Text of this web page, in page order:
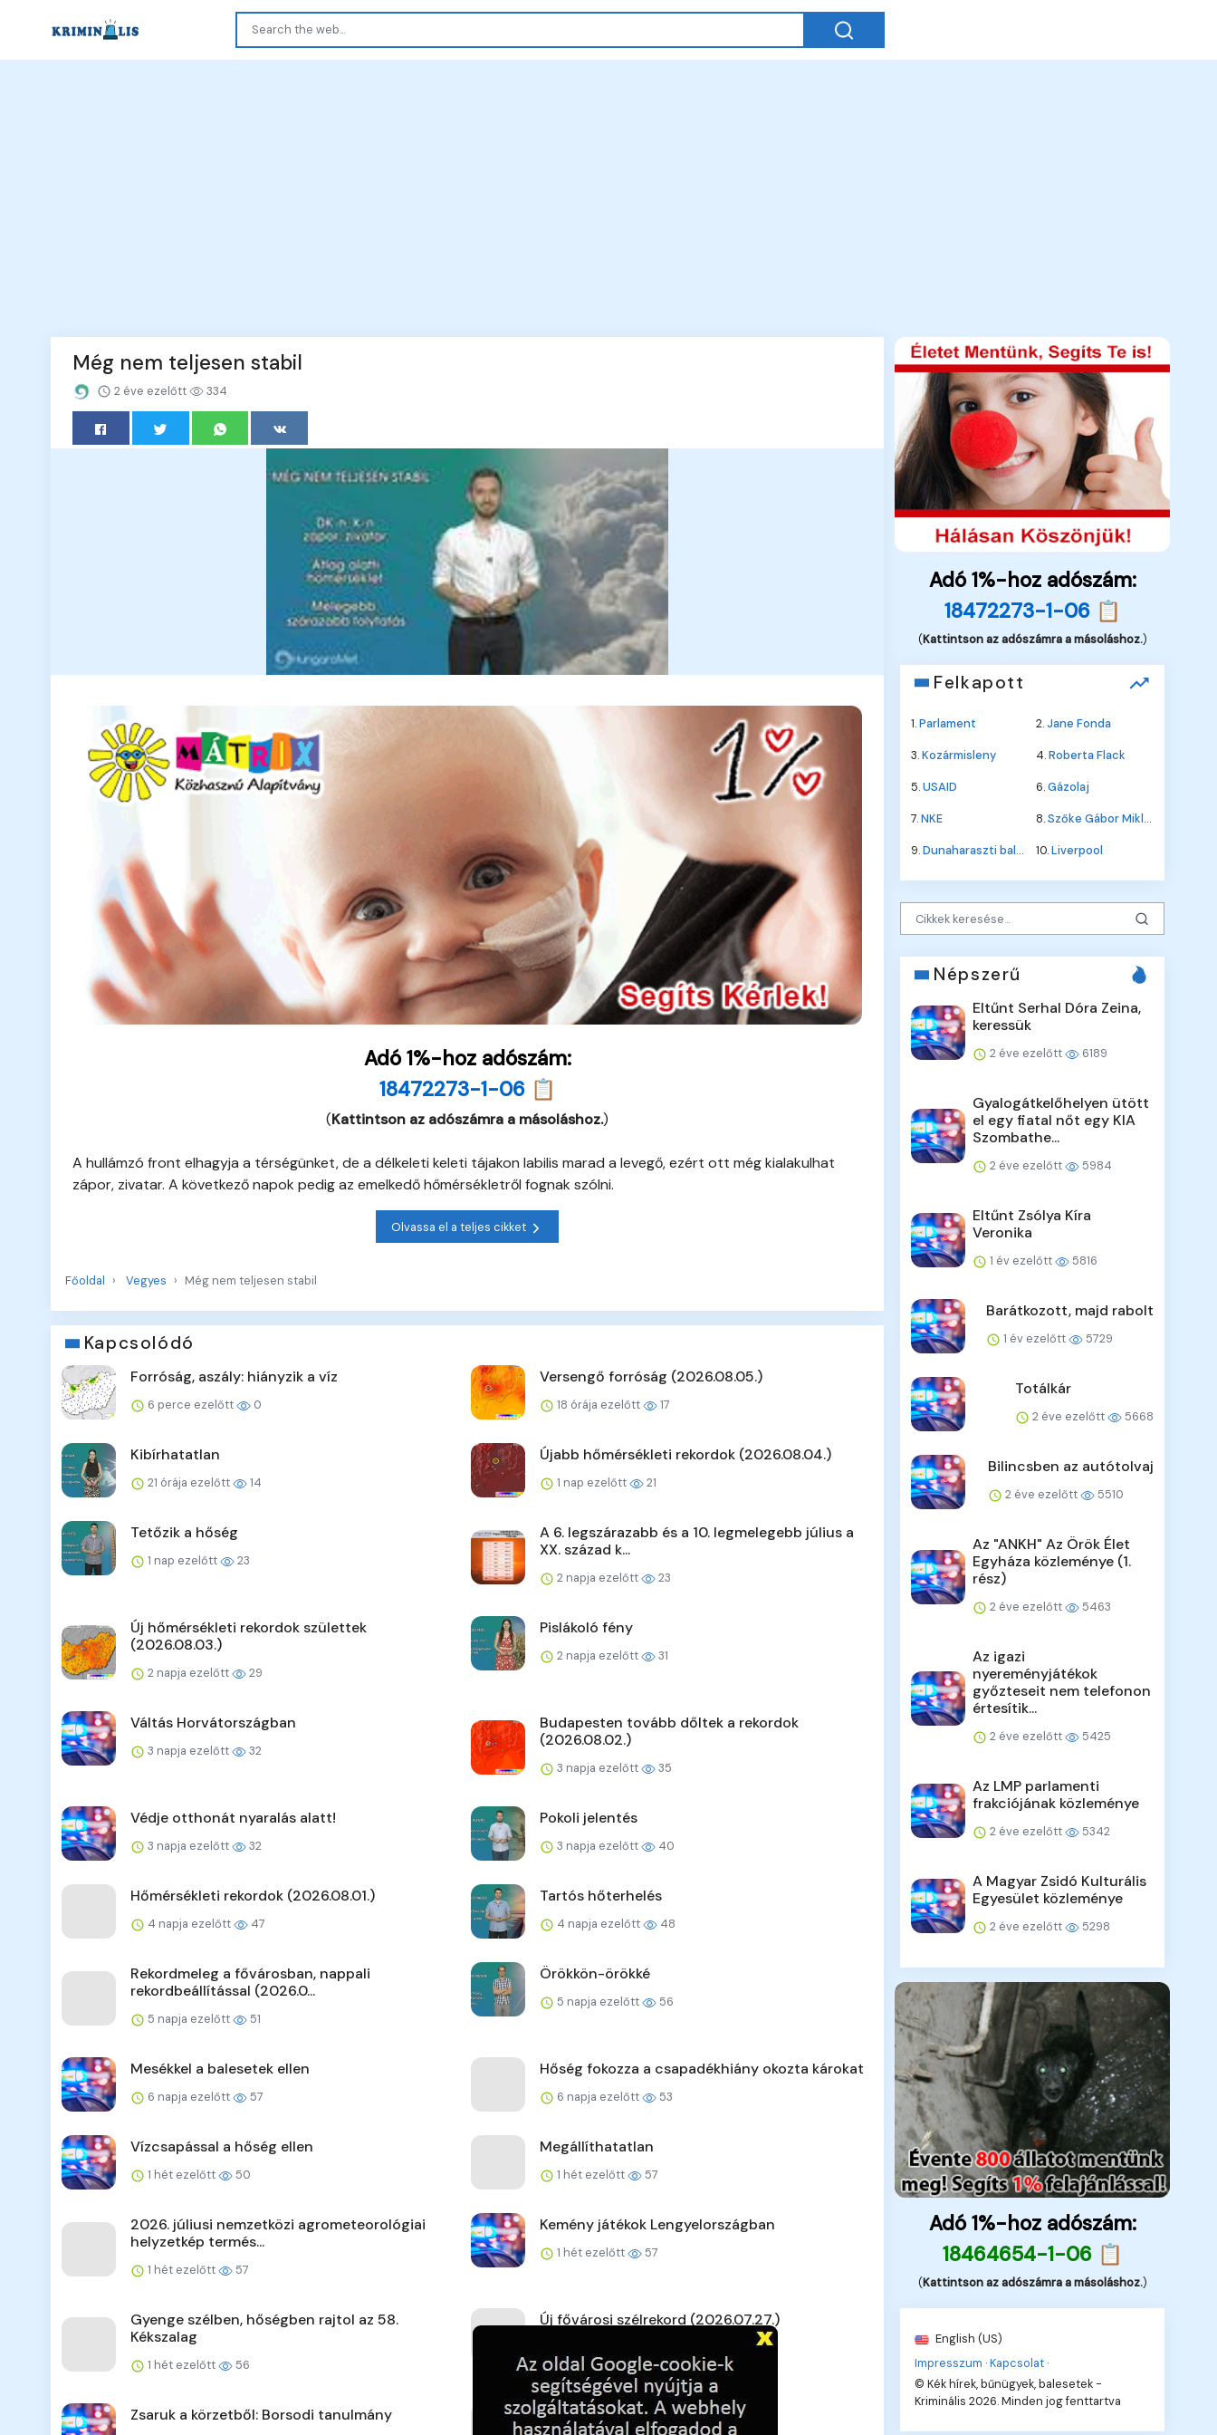
Még nem teljesen stabil
2 éve ezelőtt 334
Adó 1%-hoz adószám:
18472273-1-06 📋
(Kattintson az adószámra a másoláshoz.)
A hullámzó front elhagyja a térségünket, de a délkeleti keleti tájakon labilis marad a levegő, ezért ott még kialakulhat
zápor, zivatar. A következő napok pedig az emelkedő hőmérsékletről fognak szólni.
Olvassa el a teljes cikket
Főoldal Vegyes Még nem teljesen stabil
Kapcsolódó
Forróság, aszály: hiányzik a víz
6 perce ezelőtt 0
Versengő forróság (2026.08.05.)
18 órája ezelőtt 17
Kibírhatatlan
21 órája ezelőtt 14
Újabb hőmérsékleti rekordok (2026.08.04.)
1 nap ezelőtt 21
Tetőzik a hőség
1 nap ezelőtt 23
A 6. legszárazabb és a 10. legmelegebb július a
XX. század k...
2 napja ezelőtt 23
Új hőmérsékleti rekordok születtek
(2026.08.03.)
2 napja ezelőtt 29
Pislákoló fény
2 napja ezelőtt 31
Váltás Horvátországban
3 napja ezelőtt 32
Budapesten tovább dőltek a rekordok
(2026.08.02.)
3 napja ezelőtt 35
Védje otthonát nyaralás alatt!
3 napja ezelőtt 32
Pokoli jelentés
3 napja ezelőtt 40
Hőmérsékleti rekordok (2026.08.01.)
4 napja ezelőtt 47
Tartós hőterhelés
4 napja ezelőtt 48
Rekordmeleg a fővárosban, nappali
rekordbeállítással (2026.0...
5 napja ezelőtt 51
Örökkön-örökké
5 napja ezelőtt 56
Mesékkel a balesetek ellen
6 napja ezelőtt 57
Hőség fokozza a csapadékhiány okozta károkat
6 napja ezelőtt 53
Vízcsapással a hőség ellen
1 hét ezelőtt 50
Megállíthatatlan
1 hét ezelőtt 57
2026. júliusi nemzetközi agrometeorológiai
helyzetkép termés...
1 hét ezelőtt 57
Kemény játékok Lengyelországban
1 hét ezelőtt 57
Gyenge szélben, hőségben rajtol az 58.
Kékszalag
1 hét ezelőtt 56
Új fővárosi szélrekord (2026.07.27.)
Zsaruk a körzetből: Borsodi tanulmány A kemence előtt
Adó 1%-hoz adószám:
18472273-1-06 📋
(Kattintson az adószámra a másoláshoz.)
Felkapott
1.Parlament 2.Jane Fonda
3.Kozármisleny 4.Roberta Flack
5.USAID 6.Gázolaj
7.NKE 8.Szőke Gábor Miklós
9.Dunaharaszti baleset 10.Liverpool
Népszerű
Eltűnt Serhal Dóra Zeina,
keressük
2 éve ezelőtt 6189
Gyalogátkelőhelyen ütött
el egy fiatal nőt egy KIA
Szombathe...
2 éve ezelőtt 5984
Eltűnt Zsólya Kíra
Veronika
1 év ezelőtt 5816
Barátkozott, majd rabolt
1 év ezelőtt 5729
Totálkár
2 éve ezelőtt 5668
Bilincsben az autótolvaj
2 éve ezelőtt 5510
Az "ANKH" Az Örök Élet
Egyháza közleménye (1.
rész)
2 éve ezelőtt 5463
Az igazi
nyereményjátékok
győzteseit nem telefonon
értesítik...
2 éve ezelőtt 5425
Az LMP parlamenti
frakciójának közleménye
2 éve ezelőtt 5342
A Magyar Zsidó Kulturális
Egyesület közleménye
2 éve ezelőtt 5298
Adó 1%-hoz adószám:
18464654-1-06 📋
(Kattintson az adószámra a másoláshoz.)
English (US)
Impresszum ·Kapcsolat ·
© Kék hírek, bűnügyek, balesetek -
Kriminális 2026. Minden jog fenttartva